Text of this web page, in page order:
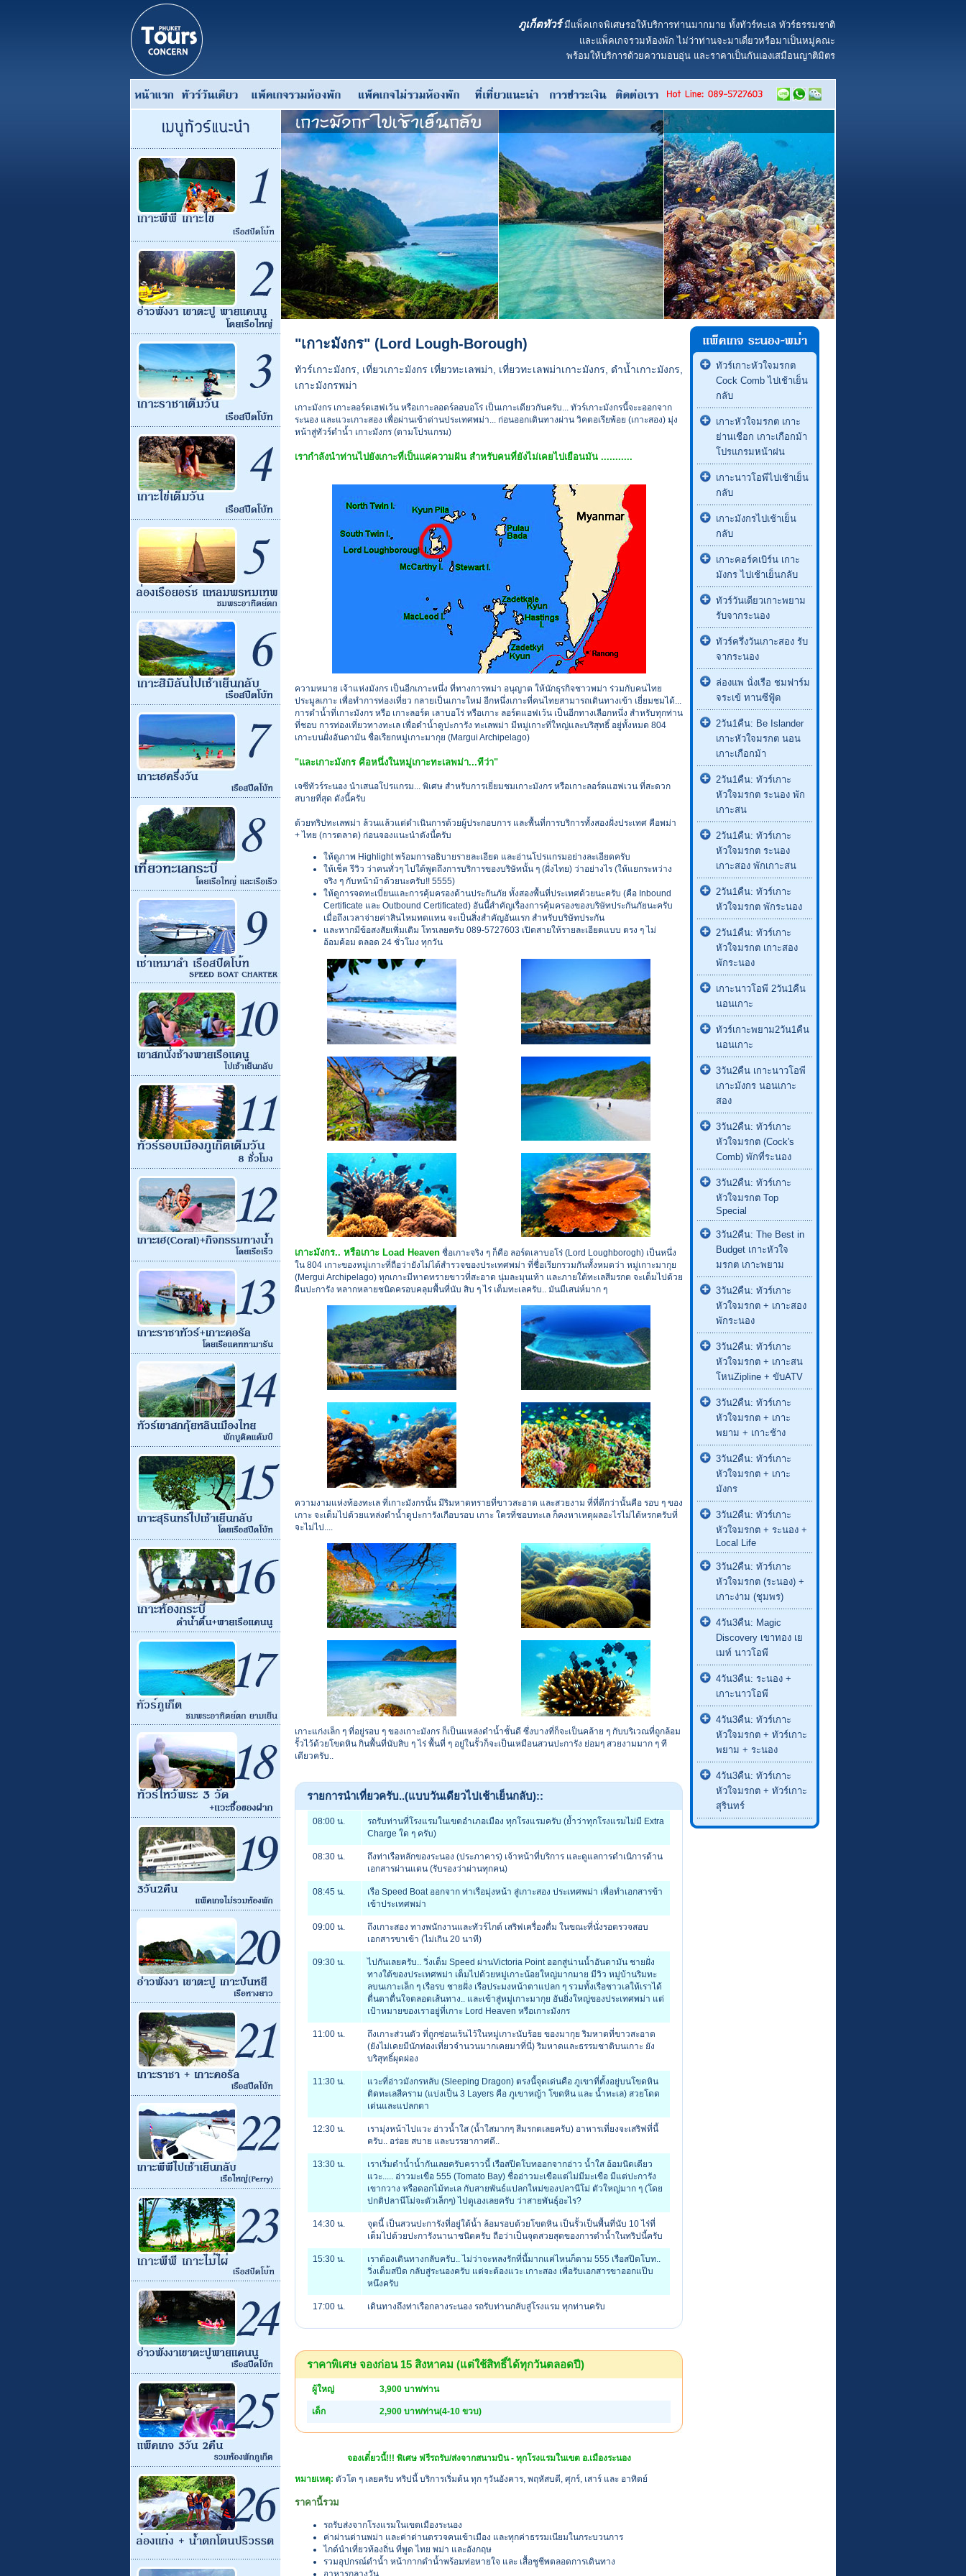
ภูเก็ตทัวร์มีแพ็คเกจพิเศษรอให้บริการท่านมากมาย ทั้งทัวร์ทะเล ทัวร์ธรรมชาติ
และแพ็คเกจรวมห้องพัก ไม่ว่าท่านจะมาเดี่ยวหรือมาเป็นหมู่คณะ
พร้อมให้บริการด้วยความอบอุ่น และราคาเป็นกันเองเสมือนญาติมิตร
"เกาะมังกร" (Lord Lough-Borough)
ทัวร์เกาะมังกร, เที่ยวเกาะมังกร เที่ยวทะเลพม่า, เที่ยวทะเลพม่าเกาะมังกร, ดำน้ำเกาะมังกร,
เกาะมังกรพม่า
เกาะมังกร เกาะลอร์ดเฮฟเว้น หรือเกาะลอดร์ลอบอโร่ เป็นเกาะเดียวกันครับ... ทัวร์เกาะมังกรนี้จะะออกจาก
ระนอง และแวะเกาะสอง เพื่อผ่านเข้าด่านประเทศพม่า... ก่อนออกเดินทางผ่าน วิคตอเรียพ้อย (เกาะสอง) มุ่ง
หน้าสู่ทัวร์ดำน้ำ เกาะมังกร (ตามโปรแกรม)
เรากำลังนำท่านไปยังเกาะที่เป็นแค่ความฝัน สำหรับคนที่ยังไม่เคยไปเยือนมัน ...........
ความหมาย เจ้าแห่งมังกร เป็นอีกเกาะหนึ่ง ที่ทางการพม่า อนุญาต ให้นักธุรกิจชาวพม่า ร่วมกับคนไทย
ประมูลเกาะ เพื่อทำการท่องเที่ยว กลายเป็นเกาะใหม่ อีกหนึ่งเกาะที่คนไทยสามารถเดินทางเข้า เยี่ยมชมได้...
การดำน้ำที่เกาะมังกร หรือ เกาะลอร์ด เลาบอโร่ หรือเกาะ ลอร์ดแฮฟเว้น เป็นอีกทางเลือกหนึ่ง สำหรับทุกท่าน
ที่ชอบ การท่องเที่ยวทางทะเล เพื่อดำน้ำดูปะการัง ทะเลพม่า มีหมู่เกาะที่ใหญ่และบริสุทธิ์ อยู่ทั้งหมด 804
เกาะบนฝั่งอันดามัน ชื่อเรียกหมู่เกาะมากุย (Margui Archipelago)
"และเกาะมังกร คือหนึ่งในหมู่เกาะทะเลพม่า...ทีว่า"
เจซีทัวร์ระนอง นำเสนอโปรแกรม... พิเศษ สำหรับการเยี่ยมชมเกาะมังกร หรือเกาะลอร์ดแฮฟเวน ที่สะดวก
สบายที่สุด ดังนี้ครับ
ด้วยทริปทะเลพม่า ล้วนแล้วแต่ดำเนินการด้วยผู้ประกอบการ และพื้นที่การบริการทั้งสองฝั่งประเทศ คือพม่า
+ ไทย (การตลาด) ก่อนจองแนะนำดังนี้ครับ
ให้ดูภาพ Highlight พร้อมการอธิบายรายละเอียด และอ่านโปรแกรมอย่างละเอียดครับ
ให้เช็ค รีวิว ว่าคนทั่วๆ ไปใด้พูดถึงการบริการของบริษัทนั้น ๆ (ฝั่งไทย) ว่าอย่างไร (ให้แยกระหว่าง
จริง ๆ กับหน้าม้าด้วยนะครับ!! 5555)
ให้ดูการจดทะเบี่ยนและการคุ้มครองด้านประกันภัย ทั้งสองพื้นที่ประเทศด้วยนะครับ (คือ Inbound
Certificate และ Outbound Certificated) อันนี้สำคัญเรื่องการคุ้มครองของบริษัทประกันภัยนะครับ
เมื่อถึงเวลาจ่ายค่าสินไหมทดแทน จะเป็นสิ่งสำคัญอันแรก สำหรับบริษัทประกัน
และหากมีข้อสงสัยเพิ่มเติม โทรเลยครับ 089-5727603 เปิดสายให้รายละเอียดแบบ ตรง ๆ ไม่
อ้อมค้อม ตลอด 24 ชั่วโมง ทุกวัน
เกาะมังกร.. หรือเกาะ Load Heaven ชื่อเกาะจริง ๆ ก็คือ ลอร์ดเลาบอโร่ (Lord Loughborogh) เป็นหนึ่ง
ใน 804 เกาะของหมู่เกาะที่ถือว่ายังไม่ได้สำรวจของประเทศพม่า ที่ชื่อเรียกรวมกันทั้งหมดว่า หมู่เกาะมากุย
(Mergui Archipelago) ทุกเกาะมีหาดทรายขาวที่สะอาด นุ่มละมุนเท้า และภายใต้ทะเลสีมรกต จะเต็มไปด้วย
ผืนปะการัง หลากหลายชนิดครอบคลุมพื้นที่นับ สิบ ๆ ไร่ เต็มทะเลครับ.. มันมีเสน่ห์มาก ๆ
ความงามแห่งท้องทะเล ที่เกาะมังกรนั้น มีริมหาดทรายที่ขาวสะอาด และสวยงาม ที่ที่ดีกว่านั้นคือ รอบ ๆ ของ
เกาะ จะเต็มไปด้วยแหล่งดำน้ำดูปะการังเกือบรอบ เกาะ ใครที่ชอบทะเล ก็คงหาเหตุผลอะไรไม่ได้หรกครับที่
จะไม่ไป....
เกาะแก่งเล็ก ๆ ที่อยู่รอบ ๆ ของเกาะมังกร ก็เป็นแหล่งดำน้ำชั้นดี ซึ่งบางที่ก็จะเป็นคล้าย ๆ กับบริเวณที่ถูกล้อม
รั้วไว้ด้วยโขดหิน กินพื้นที่นับสิบ ๆ ไร่ พื้นที่ ๆ อยู่ในรั้วก็จะเป็นเหมือนสวนปะการัง ย่อมๆ สวยงามมาก ๆ ที
เดียวครับ..
รายการนำเที่ยวครับ..(แบบวันเดียวไปเช้าเย็นกลับ)::
08:00 น.
รถรับท่านที่โรงแรมในเขตอำเภอเมือง ทุกโรงแรมครับ (ย้ำว่าทุกโรงแรมไม่มี Extra
Charge ใด ๆ ครับ)
08:30 น.
ถึงท่าเรือหลักของระนอง (ประภาคาร) เจ้าหน้าที่บริการ และดูแลการดำเนิการด้าน
เอกสารผ่านแดน (รับรองว่าผ่านทุกคน)
08:45 น.
เรือ Speed Boat ออกจาก ท่าเรือมุ่งหน้า สู่เกาะสอง ประเทศพม่า เพื่อทำเอกสารข้า
เข้าประเทศพม่า
09:00 น.
ถึงเกาะสอง ทางพนักงานและทัวร์ไกด์ เสริฟเครื่องดื่ม ในขณะที่นั่งรอตรวจสอบ
เอกสารขาเข้า (ไม่เกิน 20 นาที)
09:30 น.
ไปกันเลยครับ.. วิ่งเต็ม Speed ผ่านVictoria Point ออกสู่น่านน้ำอันดามัน ชายฝั่ง
ทางใต้ของประเทศพม่า เต็มไปด้วยหมู่เกาะน้อยใหญ่มากมาย มีวิว หมู่บ้านริมทะ
ลบนเกาะเล็ก ๆ เรือรบ ชายฝั่ง เรือประมงหน้าตาแปลก ๆ รวมทั้งเรือชาวเลให้เราได้
ตื่นตาตื่นใจตลอดเส้นทาง.. และเข้าสู่หมู่เกาะมากุย อันยิ่งใหญ่ของประเทศพม่า แต่
เป้าหมายของเราอยู่ที่เกาะ Lord Heaven หรือเกาะมังกร
11:00 น.
ถึงเกาะส่วนตัว ที่ถูกซ่อนเร้นไว้ในหมู่เกาะนับร้อย ของมากุย ริมหาดที่ขาวสะอาด
(ยังไม่เคยมีนักท่องเที่ยวจำนวนมากเคยมาที่นี่) ริมหาดและธรรมชาติบนเกาะ ยัง
บริสุทธิ์ผุดผ่อง
11:30 น.
แวะที่อ่าวมังกรหลับ (Sleeping Dragon) ตรงนี้จุดเด่นคือ ภูเขาที่ตั้งอยู่บนโขดหิน
ติดทะเลสีคราม (แบ่งเป็น 3 Layers คือ ภูเขาหญ้า โขดหิน และ น้ำทะเล) สวยโดด
เด่นและแปลกตา
12:30 น.
เรามุ่งหน้าไปแวะ อ่าวน้ำใส (น้ำใสมากๆ สีมรกตเลยครับ) อาหารเที่ยงจะเสริฟที่นี้
ครับ.. อร่อย สบาย และบรรยากาศดี..
13:30 น.
เราเริ่มดำน้ำน้ำกันเลยครับคราวนี้ เรือสปีดโบทออกจากอ่าว น้ำใส อ้อมนิดเดียว
แวะ..... อ่าวมะเขือ 555 (Tomato Bay) ชื่ออ่าวมะเขือแต่ไม่มีมะเขือ มีแต่ปะการัง
เขากวาง หรือดอกไม้ทะเล กับสายพันธ์แปลกใหม่ของปลานีโม่ ตัวใหญ่มาก ๆ (โดย
ปกติปลานีโม่จะตัวเล็กๆ) ไปดูเองเลยครับ ว่าสายพันธุ์อะไร?
14:30 น.
จุดนี้ เป็นสวนปะการังที่อยู่ใต้น้ำ ล้อมรอบด้วยโขดหิน เป็นรั้วเป็นพื้นที่นับ 10 ไร่ที่
เต็มไปด้วยปะการังนานาชนิดครับ ถือว่าเป็นจุดสวยสุดของการดำน้ำในทริปนี้ครับ
15:30 น.
เราต้องเดินทางกลับครับ.. ไม่ว่าจะหลงรักที่นี้มากแค่ไหนก็ตาม 555 เรือสปีดโบท..
วิ่งเต็มสปีด กลับสู่ระนองครับ แต่จะต้องแวะ เกาะสอง เพื่อรับเอกสารขาออกแป๊บ
หนึงครับ
17:00 น. เดินทางถึงท่าเรือกลางระนอง รถรับท่านกลับสู่โรงแรม ทุกท่านครับ
ราคาพิเศษ จองก่อน 15 สิงหาคม (แต่ใช้สิทธิ์ได้ทุกวันตลอดปี)
ผู้ใหญ่ 3,900 บาท/ท่าน
เด็ก 2,900 บาท/ท่าน(4-10 ขวบ)
จองเดี๋ยวนี้!!! พิเศษ ฟรีรถรับ/ส่งจากสนามบิน - ทุกโรงแรมในเขต อ.เมืองระนอง
หมายเหตุ: ตัวโต ๆ เลยครับ ทริปนี้ บริการเริ่มต้น ทุก ๆวันอังคาร, พฤหัสบดี, ศุกร์, เสาร์ และ อาทิตย์
ราคานี้รวม
รถรับส่งจากโรงแรมในเขตเมืองระนอง
ค่าผ่านด่านพม่า และค่าด่านตรวจคนเข้าเมือง และทุกค่าธรรมเนียมในกระบวนการ
ไกด์นำเที่ยวท้องถิ่น ที่พูด ไทย พม่า และอังกฤษ
รวมอุปกรณ์ดำน้ำ หน้ากากดำน้ำพร้อมท่อหายใจ และ เสื้อชูชีพตลอดการเดินทาง
อาหารกลางวัน
ทัวร์เกาะหัวใจมรกต
Cock Comb ไปเช้าเย็น
กลับ
เกาะหัวใจมรกต เกาะ
ย่านเชือก เกาะเกือกม้า
โปรแกรมหน้าฝน
เกาะนาวโอพีไปเช้าเย็น
กลับ
เกาะมังกรไปเช้าเย็น
กลับ
เกาะคอร์คเบิร์น เกาะ
มังกร ไปเช้าเย็นกลับ
ทัวร์วันเดียวเกาะพยาม
รับจากระนอง
ทัวร์ครึ่งวันเกาะสอง รับ
จากระนอง
ล่องแพ นั่งเรือ ชมฟาร์ม
จระเข้ ทานซีฟู้ด
2วัน1คืน: Be Islander
เกาะหัวใจมรกต นอน
เกาะเกือกม้า
2วัน1คืน: ทัวร์เกาะ
หัวใจมรกต ระนอง พัก
เกาะสน
2วัน1คืน: ทัวร์เกาะ
หัวใจมรกต ระนอง
เกาะสอง พักเกาะสน
2วัน1คืน: ทัวร์เกาะ
หัวใจมรกต พักระนอง
2วัน1คืน: ทัวร์เกาะ
หัวใจมรกต เกาะสอง
พักระนอง
เกาะนาวโอพี 2วัน1คืน
นอนเกาะ
ทัวร์เกาะพยาม2วัน1คืน
นอนเกาะ
3วัน2คืน เกาะนาวโอพี
เกาะมังกร นอนเกาะ
สอง
3วัน2คืน: ทัวร์เกาะ
หัวใจมรกต (Cock's
Comb) พักที่ระนอง
3วัน2คืน: ทัวร์เกาะ
หัวใจมรกต Top
Special
3วัน2คืน: The Best in
Budget เกาะหัวใจ
มรกต เกาะพยาม
3วัน2คืน: ทัวร์เกาะ
หัวใจมรกต + เกาะสอง
พักระนอง
3วัน2คืน: ทัวร์เกาะ
หัวใจมรกต + เกาะสน
โหนZipline + ขับATV
3วัน2คืน: ทัวร์เกาะ
หัวใจมรกต + เกาะ
พยาม + เกาะช้าง
3วัน2คืน: ทัวร์เกาะ
หัวใจมรกต + เกาะ
มังกร
3วัน2คืน: ทัวร์เกาะ
หัวใจมรกต + ระนอง +
Local Life
3วัน2คืน: ทัวร์เกาะ
หัวใจมรกต (ระนอง) +
เกาะง่าม (ชุมพร)
4วัน3คืน: Magic
Discovery เขาทอง เย
เมท์ นาวโอพี
4วัน3คืน: ระนอง +
เกาะนาวโอพี
4วัน3คืน: ทัวร์เกาะ
หัวใจมรกต + ทัวร์เกาะ
พยาม + ระนอง
4วัน3คืน: ทัวร์เกาะ
หัวใจมรกต + ทัวร์เกาะ
สุรินทร์